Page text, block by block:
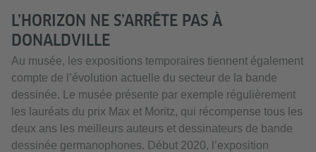
L’HORIZON NE S’ARRÊTE PAS À
DONALDVILLE
Au musée, les expositions temporaires tiennent également
compte de l’évolution actuelle du secteur de la bande
dessinée. Le musée présente par exemple régulièrement
les lauréats du prix Max et Moritz, qui récompense tous les
deux ans les meilleurs auteurs et dessinateurs de bande
dessinée germanophones. Début 2020, l’exposition